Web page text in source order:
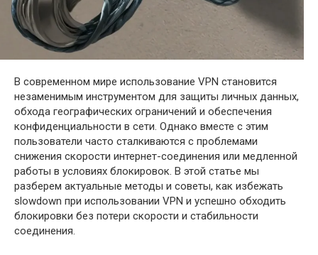
В современном мире использование VPN становится
незаменимым инструментом для защиты личных данных,
обхода географических ограничений и обеспечения
конфиденциальности в сети. Однако вместе с этим
пользователи часто сталкиваются с проблемами
снижения скорости интернет-соединения или медленной
работы в условиях блокировок. В этой статье мы
разберем актуальные методы и советы, как избежать
slowdown при использовании VPN и успешно обходить
блокировки без потери скорости и стабильности
соединения.